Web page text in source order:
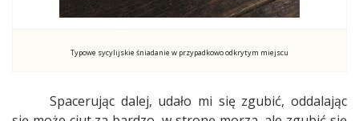
Typowe sycylijskie śniadanie w przypadkowo odkrytym miejscu
Spacerując dalej, udało mi się zgubić, oddalając